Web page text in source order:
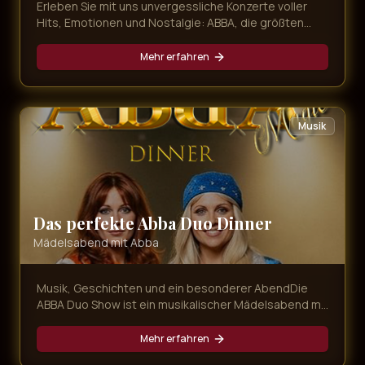
Erleben Sie mit uns unvergessliche Konzerte voller
Hits, Emotionen und Nostalgie: ABBA, die größten
energiegeladen und immer nah am Publikum.
Mehr erfahren
Musik
Das perfekte Abba Duo Dinner
Mädelsabend mit Abba
Musik, Geschichten und ein besonderer AbendDie
ABBA Duo Show ist ein musikalischer Mädelsabend mit
Songs, persönliche Geschichten und gemeinsame
Momente aufeinandertreffen. Magic Concerts
Mehr erfahren